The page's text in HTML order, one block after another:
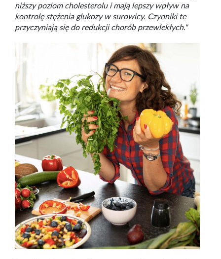
niższy poziom cholesterolu i mają lepszy wpływ na
kontrolę stężenia glukozy w surowicy. Czynniki te
przyczyniają się do redukcji chorób przewlekłych."